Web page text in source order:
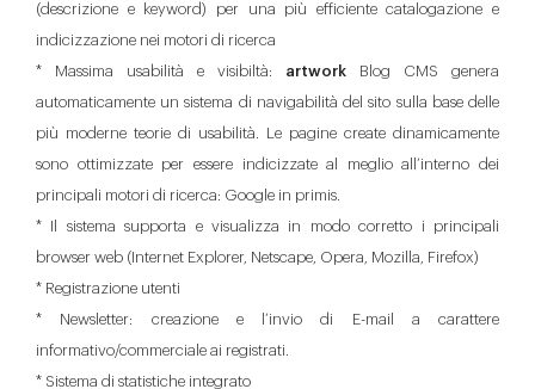
(descrizione e keyword) per una più efficiente catalogazione e
indicizzazione nei motori di ricerca
* Massima usabilità e visibiltà: artwork Blog CMS genera
automaticamente un sistema di navigabilità del sito sulla base delle
più moderne teorie di usabilità. Le pagine create dinamicamente
sono ottimizzate per essere indicizzate al meglio all’interno dei
principali motori di ricerca: Google in primis.
* Il sistema supporta e visualizza in modo corretto i principali
browser web (Internet Explorer, Netscape, Opera, Mozilla, Firefox)
* Registrazione utenti
* Newsletter: creazione e l’invio di E-mail a carattere
informativo/commerciale ai registrati.
* Sistema di statistiche integrato